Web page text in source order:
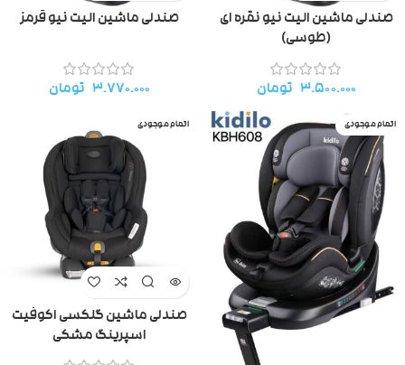
صندلی ماشین الیت نیو نقره ای
(طوسی)
۳.۵۰۰.۰۰۰ تومان
صندلی ماشین الیت نیو قرمز
۳.۷۷۰.۰۰۰ تومان
اتمام موجودی اتمام موجودی
صندلی ماشین گلکسی اکوفیت
اسپرینگ مشکی